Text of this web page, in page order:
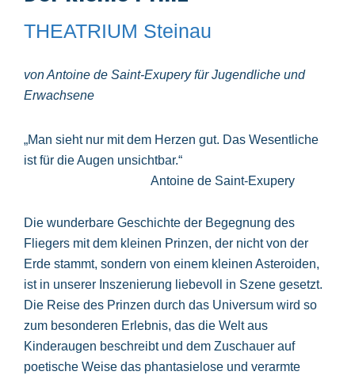
THEATRIUM Steinau
von Antoine de Saint-Exupery für Jugendliche und
Erwachsene
„Man sieht nur mit dem Herzen gut. Das Wesentliche
ist für die Augen unsichtbar.“
Antoine de Saint-Exupery
Die wunderbare Geschichte der Begegnung des
Fliegers mit dem kleinen Prinzen, der nicht von der
Erde stammt, sondern von einem kleinen Asteroiden,
ist in unserer Inszenierung liebevoll in Szene gesetzt.
Die Reise des Prinzen durch das Universum wird so
zum besonderen Erlebnis, das die Welt aus
Kinderaugen beschreibt und dem Zuschauer auf
poetische Weise das phantasielose und verarmte